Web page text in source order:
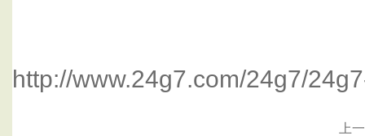
http://www.24g7.com/24g7/
上